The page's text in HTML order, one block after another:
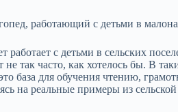
работающий с детьми в
с детьми в сельских
не так часто, как хотелось бы. В
база для обучения чтению,
на реальные примеры из